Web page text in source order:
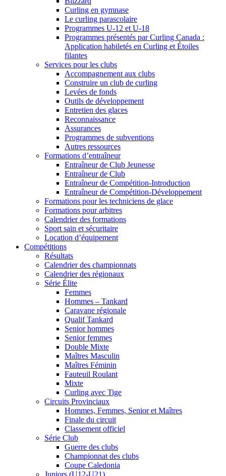
Curling en gymnase
Le curling parascolaire
Programmes U-12 et U-18
Programmes présentés par Curling Canada :
Application habiletés en Curling et Étoiles
filantes
Services pour les clubs
Accompagnement aux clubs
Construire un club de curling
Levées de fonds
Outils de développement
Entretien des glaces
Reconnaissance
Assurances
Programmes de subventions
Autres ressources
Formations d’entraîneur
Entraîneur de Club Jeunesse
Entraîneur de Club
Entraîneur de Compétition-Introduction
Entraîneur de Compétition-Développement
Formations pour les techniciens de glace
Formations pour arbitres
Calendrier des formations
Sport sain et sécuritaire
Location d’équipement
Compétitions
Résultats
Calendrier des championnats
Calendrier des régionaux
Série Élite
Femmes
Hommes – Tankard
Caravane régionale
Qualif Tankard
Senior hommes
Senior femmes
Double Mixte
Maîtres Masculin
Maîtres Féminin
Fauteuil Roulant
Mixte
Curling avec Tige
Circuits Provinciaux
Hommes, Femmes, Senior et Maîtres
Finale du circuit
Classement officiel
Série Club
Guerre des clubs
Championnat des clubs
Coupe Caledonia
Juniors (U12-U21)